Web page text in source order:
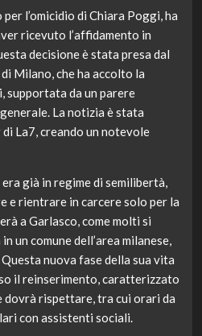
l’omicidio di Chiara Poggi, ha
ricevuto l’affidamento in
decisione è stata presa dal
Milano, che ha accolto la
supportata da un parere
La notizia è stata
La7, creando un notevole
già in regime di semilibertà,
e rientrare in carcere solo per la
a Garlasco, come molti si
un comune dell’area milanese,
nuova fase della sua vita
il reinserimento, caratterizzato
dovrà rispettare, tra cui orari da
con assistenti sociali.